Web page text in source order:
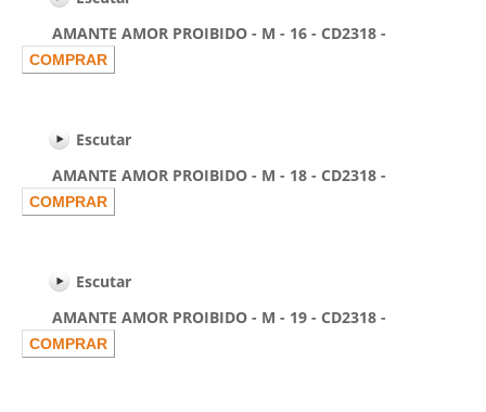
AMANTE AMOR PROIBIDO - M - 16 - CD2318 -
Escutar
AMANTE AMOR PROIBIDO - M - 18 - CD2318 -
Escutar
AMANTE AMOR PROIBIDO - M - 19 - CD2318 -